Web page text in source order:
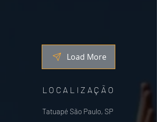
Load More
LOCALIZAÇÃO
Tatuapé São Paulo, SP